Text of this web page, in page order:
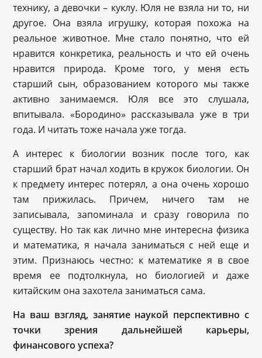
технику, а девочки – куклу. Юля не взяла ни то, ни
другое. Она взяла игрушку, которая похожа на
реальное животное. Мне стало понятно, что ей
нравится конкретика, реальность и что ей очень
нравится природа. Кроме того, у меня есть
старший сын, образованием которого мы также
активно занимаемся. Юля все это слушала,
впитывала. «Бородино» рассказывала уже в три
года. И читать тоже начала уже тогда.
А интерес к биологии возник после того, как
старший брат начал ходить в кружок биологии. Он
к предмету интерес потерял, а она очень хорошо
там прижилась. Причем, ничего там не
записывала, запоминала и сразу говорила по
существу. Но так как лично мне интересна физика
и математика, я начала заниматься с ней еще и
этим. Признаюсь честно: к математике я в свое
время ее подтолкнула, но биологией и даже
китайским она захотела заниматься сама.
На ваш взгляд, занятие наукой перспективно с
точки зрения дальнейшей карьеры,
финансового успеха?